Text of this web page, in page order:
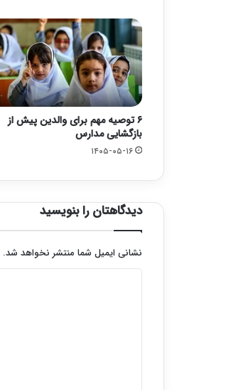
۶ توصیه مهم برای والدین پیش از
بازگشایی مدارس
۱۴۰۵-۰۵-۱۶
دیدگاهتان را بنویسید
نشانی ایمیل شما منتشر نخواهد شد.